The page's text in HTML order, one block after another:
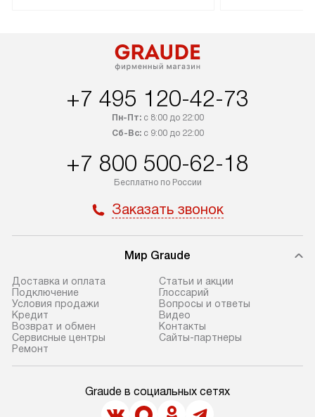
могут быть отгружены покупателю
в течение трех дней. Доставка
регионы осуществляется через
100% предоплаты компания
до представительства
транспортной компании в Москве.
у менеджера при оформлении
В назначенный день служба
доставки привезет упакованный
прибор до подъезда. Если
требуется переместить прибор
до двери квартиры или до места
установки, это нужно согласовать
дополнительная плата. Учитывайте
габариты прибора: если
и канализации,
сайте в
отдельных
и подключение
производится
+7 495 120-42-73
Пн-Пт:с 8:00 до 22:00
Сб-Вс:с 9:00 до 22:00
+7 800 500-62-18
Бесплатно по России
Заказать звонок
Мир Graude
Доставка и оплата
Подключение
Условия продажи
Кредит
Возврат и обмен
Сервисные центры
Ремонт
Статьи и акции
Глоссарий
Вопросы и ответы
Видео
Контакты
Сайты-партнеры
Graude в социальных сетях